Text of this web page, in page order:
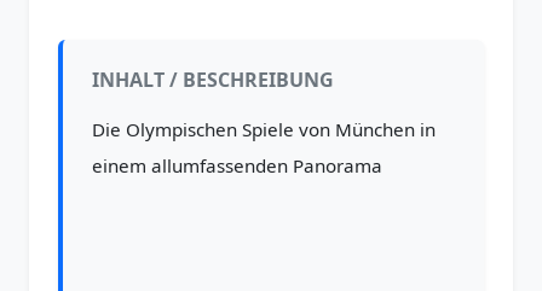
INHALT / BESCHREIBUNG
Die Olympischen Spiele von München in
einem allumfassenden Panorama